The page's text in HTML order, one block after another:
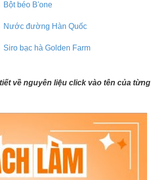
Bột béo B'one
Nước đường Hàn Quốc
Siro bạc hà Golden Farm
về nguyên liệu click vào tên của từng